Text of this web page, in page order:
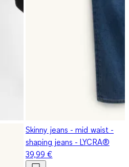
Skinny jeans - mid waist -
shaping jeans - LYCRA®
39,99 €